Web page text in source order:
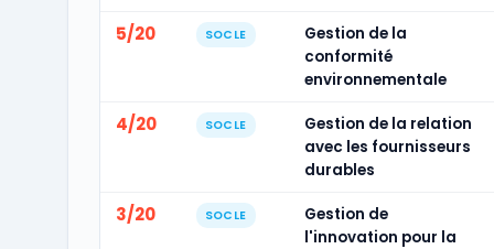
5/20 SOCLE
Gestion de la
conformité
environnementale
4/20 SOCLE
Gestion de la relation
avec les fournisseurs
durables
3/20 SOCLE
Gestion de
l'innovation pour la